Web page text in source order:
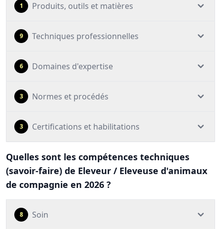
1 Produits, outils et matières
9 Techniques professionnelles
6 Domaines d'expertise
3 Normes et procédés
3 Certifications et habilitations
Quelles sont les compétences techniques
(savoir-faire) de Eleveur / Eleveuse d'animaux
de compagnie en 2026 ?
8 Soin